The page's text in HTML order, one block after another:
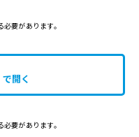
要があります。
で開く
要があります。